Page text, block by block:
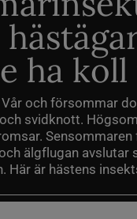
ha koll
Vår och försommar
svidknott.
Sensommaren
älgflugan avslutar
Här är hästens